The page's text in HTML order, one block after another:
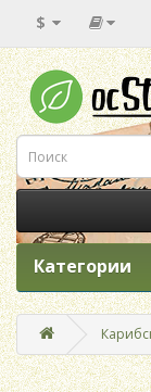
$
Категории